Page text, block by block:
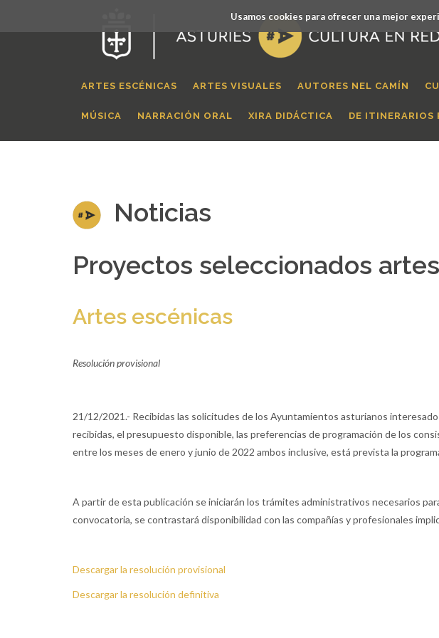
Usamos cookies para ofrecer una mejor
ARTES ESCÉNICAS ARTES VISUALES AUTORES NEL CAMÍN
MÚSICA NARRACIÓN ORAL XIRA DIDÁCTICA DE ITINERARIOS
Noticias
Proyectos seleccionados
Artes escénicas
Resolución provisional
21/12/2021.- Recibidas las solicitudes de los Ayuntamientos asturianos
recibidas, el presupuesto disponible, las preferencias de programación de los
entre los meses de enero y junio de 2022 ambos inclusive, está prevista la
A partir de esta publicación se iniciarán los trámites administrativos necesarios
convocatoria, se contrastará disponibilidad con las compañías y profesionales
Descargar la resolución provisional
Descargar la resolución definitiva